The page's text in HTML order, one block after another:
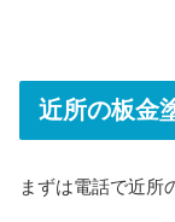
近所の板金
まずは電話で近所